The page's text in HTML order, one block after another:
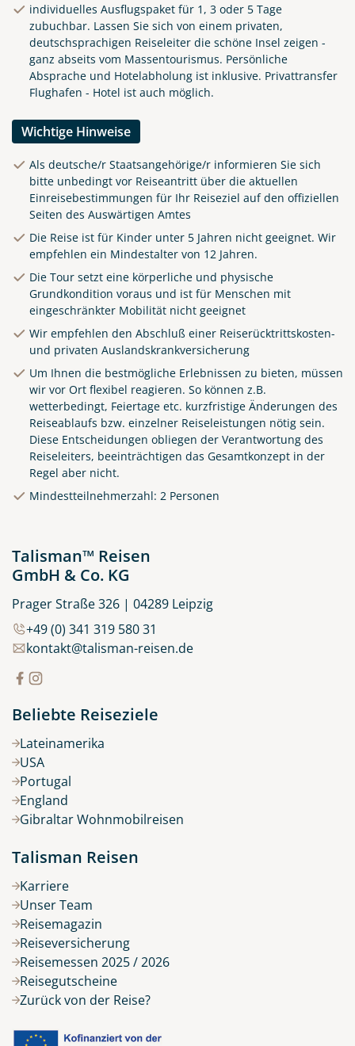
Küste von Madeira nahe
Santana
individuelles Ausflugspaket für 1, 3 oder 5 Tage
zubuchbar. Lassen Sie sich von einem privaten,
deutschsprachigen Reiseleiter die schöne Insel zeigen -
ganz abseits vom Massentourismus. Persönliche
Absprache und Hotelabholung ist inklusive. Privattransfer
Flughafen - Hotel ist auch möglich.
Wichtige Hinweise
Als deutsche/r Staatsangehörige/r informieren Sie sich
bitte unbedingt vor Reiseantritt über die aktuellen
Einreisebestimmungen für Ihr Reiseziel auf den offiziellen
Seiten des Auswärtigen Amtes
Die Reise ist für Kinder unter 5 Jahren nicht geeignet. Wir
empfehlen ein Mindestalter von 12 Jahren.
Die Tour setzt eine körperliche und physische
Grundkondition voraus und ist für Menschen mit
eingeschränkter Mobilität nicht geeignet
Wir empfehlen den Abschluß einer Reiserücktrittskosten-
und privaten Auslandskrankversicherung
Um Ihnen die bestmögliche Erlebnissen zu bieten, müssen
wir vor Ort flexibel reagieren. So können z.B.
wetterbedingt, Feiertage etc. kurzfristige Änderungen des
Reiseablaufs bzw. einzelner Reiseleistungen nötig sein.
Diese Entscheidungen obliegen der Verantwortung des
Reiseleiters, beeinträchtigen das Gesamtkonzept in der
Regel aber nicht.
Mindestteilnehmerzahl: 2 Personen
Talisman™ Reisen
GmbH & Co. KG
Prager Straße 326 | 04289 Leipzig
+49 (0) 341 319 580 31
kontakt@talisman-reisen.de
Beliebte Reiseziele
Lateinamerika
USA
Portugal
England
Gibraltar Wohnmobilreisen
Talisman Reisen
Karriere
Unser Team
Reisemagazin
Reiseversicherung
Reisemessen 2025 / 2026
Reisegutscheine
Zurück von der Reise?